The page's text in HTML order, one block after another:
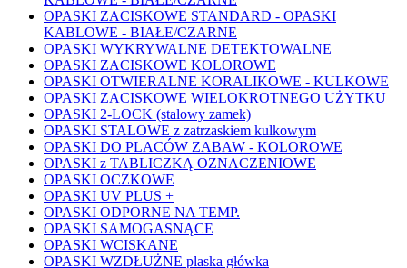
OPASKI ZACISKOWE STANDARD - OPASKI
KABLOWE - BIAŁE/CZARNE
OPASKI WYKRYWALNE DETEKTOWALNE
OPASKI ZACISKOWE KOLOROWE
OPASKI OTWIERALNE KORALIKOWE - KULKOWE
OPASKI ZACISKOWE WIELOKROTNEGO UŻYTKU
OPASKI 2-LOCK (stalowy zamek)
OPASKI STALOWE z zatrzaskiem kulkowym
OPASKI DO PLACÓW ZABAW - KOLOROWE
OPASKI z TABLICZKĄ OZNACZENIOWE
OPASKI OCZKOWE
OPASKI UV PLUS +
OPASKI ODPORNE NA TEMP.
OPASKI SAMOGASNĄCE
OPASKI WCISKANE
OPASKI WZDŁUŻNE plaska główka